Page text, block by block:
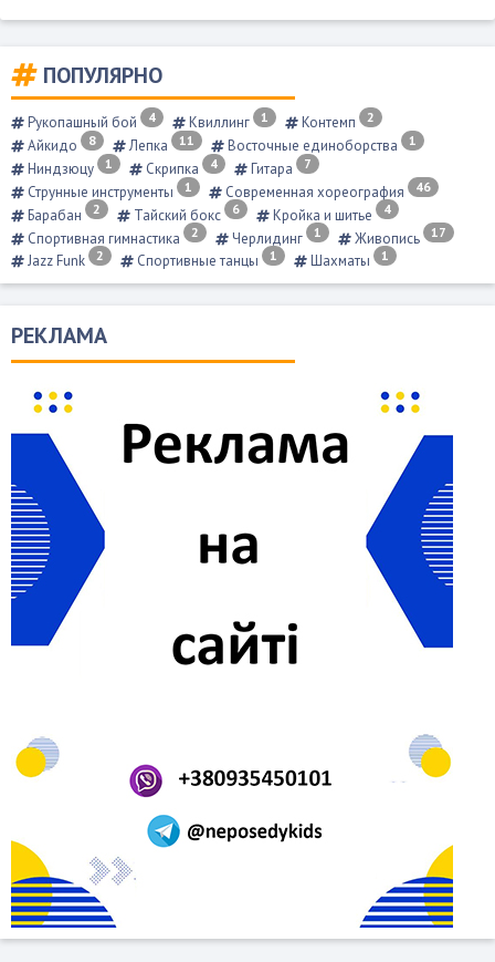
ПОПУЛЯРНО
Рукопашный бой 4 Квиллинг 1 Контемп 2
Айкидо 8 Лепка 11 Восточные единоборства 1
Ниндзюцу 1 Скрипка 4 Гитара 7
Струнные инструменты 1 Современная хореография 46
Барабан 2 Тайский бокс 6 Кройка и шитье 4
Спортивная гимнастика 2 Черлидинг 1 Живопись 17
Jazz Funk 2 Спортивные танцы 1 Шахматы 1
РЕКЛАМА